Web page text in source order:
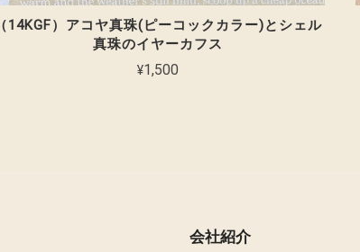
（14KGF）アコヤ真珠(ピーコックカラー)とシェル
真珠のイヤーカフス
¥1,500
会社紹介